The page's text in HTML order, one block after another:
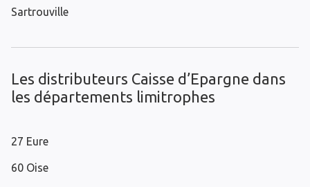
Sartrouville
Les distributeurs Caisse d’Epargne dans
les départements limitrophes
27 Eure
60 Oise